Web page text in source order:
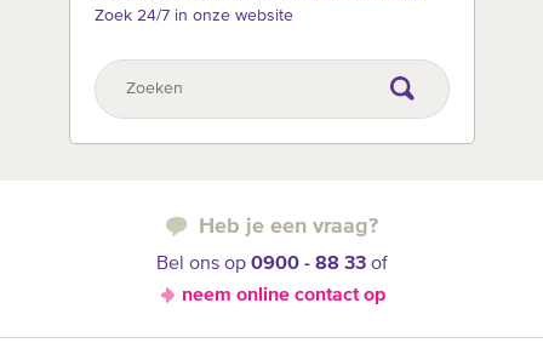
Zoek 24/7 in onze website
Heb je een vraag?
Bel ons op 0900 - 88 33of
neem online contact op